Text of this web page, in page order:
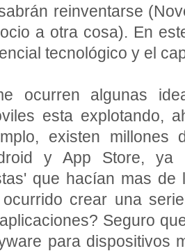
reinventarse
a otra cosa). En
tecnológico y el
ocurren algunas
esta explotando,
existen millones
y App Store, ya
que hacían mas de
crear una
Seguro
para dispositivos